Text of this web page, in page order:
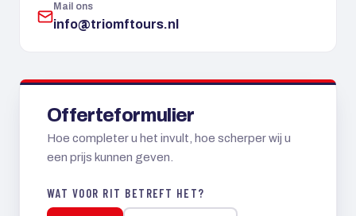
Mail ons
info@triomftours.nl
Offerteformulier
Hoe completer u het invult, hoe scherper wij u
een prijs kunnen geven.
WAT VOOR RIT BETREFT HET?